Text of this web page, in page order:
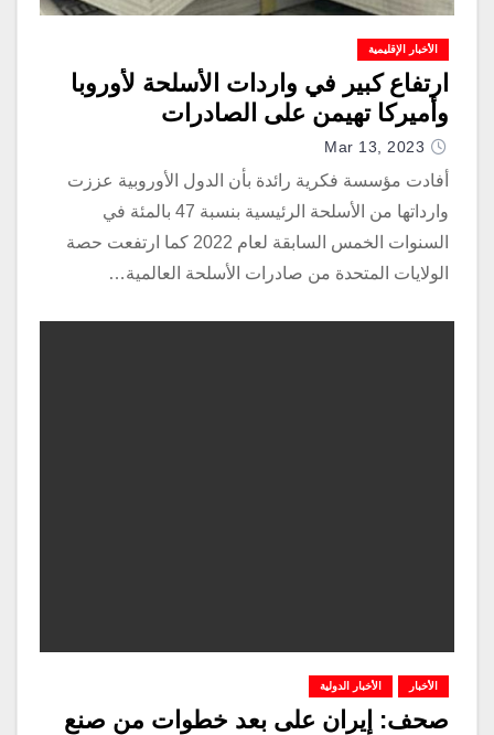
الأخبار الإقليمية
ارتفاع كبير في واردات الأسلحة لأوروبا
وأميركا تهيمن على الصادرات
Mar 13, 2023
أفادت مؤسسة فكرية رائدة بأن الدول الأوروبية عززت
وارداتها من الأسلحة الرئيسية بنسبة 47 بالمئة في
السنوات الخمس السابقة لعام 2022 كما ارتفعت حصة
الولايات المتحدة من صادرات الأسلحة العالمية…
الأخبار الأخبار الدولية
صحف: إيران على بعد خطوات من صنع